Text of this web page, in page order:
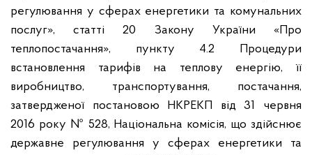
регулювання у сферах енергетики та комунальних
послуг», статті 20 Закону України «Про
теплопостачання», пункту 4.2 Процедури
встановлення тарифів на теплову енергію, її
виробництво, транспортування, постачання,
затвердженої постановою НКРЕКП від 31 червня
2016 року № 528, Національна комісія, що здійснює
державне регулювання у сферах енергетики та